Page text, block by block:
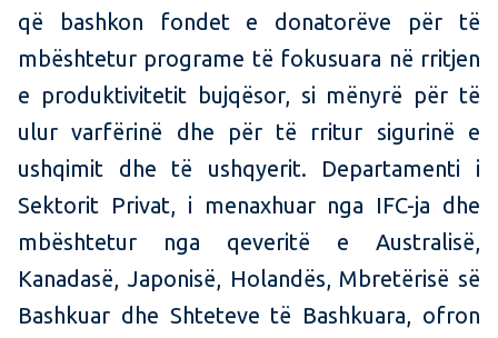
që bashkon fondet e donatorëve për të
mbështetur programe të fokusuara në rritjen
e produktivitetit bujqësor, si mënyrë për të
ulur varfërinë dhe për të rritur sigurinë e
ushqimit dhe të ushqyerit. Departamenti i
Sektorit Privat, i menaxhuar nga IFC-ja dhe
mbështetur nga qeveritë e Australisë,
Kanadasë, Japonisë, Holandës, Mbretërisë së
Bashkuar dhe Shteteve të Bashkuara, ofron